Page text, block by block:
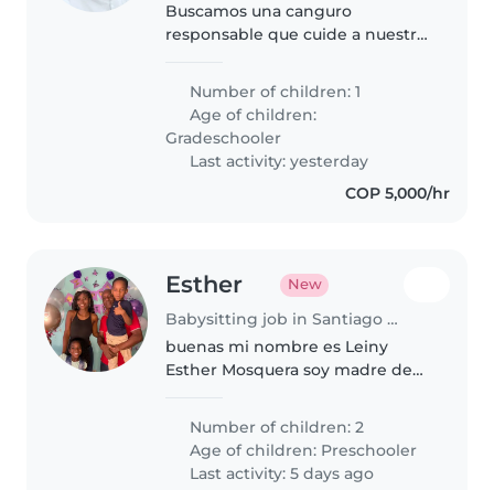
Buscamos una canguro
responsable que cuide a nuestro
juguetón). Necesita saber cocinar
y debe sentirse cómoda en
entorno familiar. Más detalles al
Number of children: 1
Age of children:
Gradeschooler
Last activity: yesterday
COP 5,000/hr
Esther New
Babysitting job in Santiago de Cali
buenas mi nombre es Leiny
Esther Mosquera soy madre de
me encantan los niños amo que
crezcan en un ambiente sano y
divertido. me caracterizo por ser..
Number of children: 2
Age of children: Preschooler
Last activity: 5 days ago